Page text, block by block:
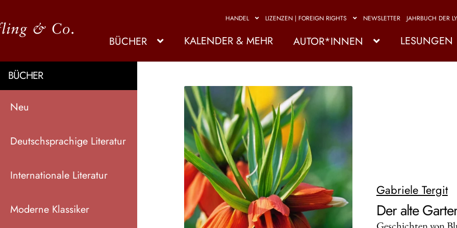
HANDEL LIZENZEN | FOREIGN RIGHTS NEWSLETTER JAHRBUCH DER
BÜCHER KALENDER & MEHR AUTOR*INNEN LESUNGEN
BÜCHER
Neu
Deutschsprachige Literatur
Internationale Literatur
Moderne Klassiker
Gabriele Tergit
Der alte